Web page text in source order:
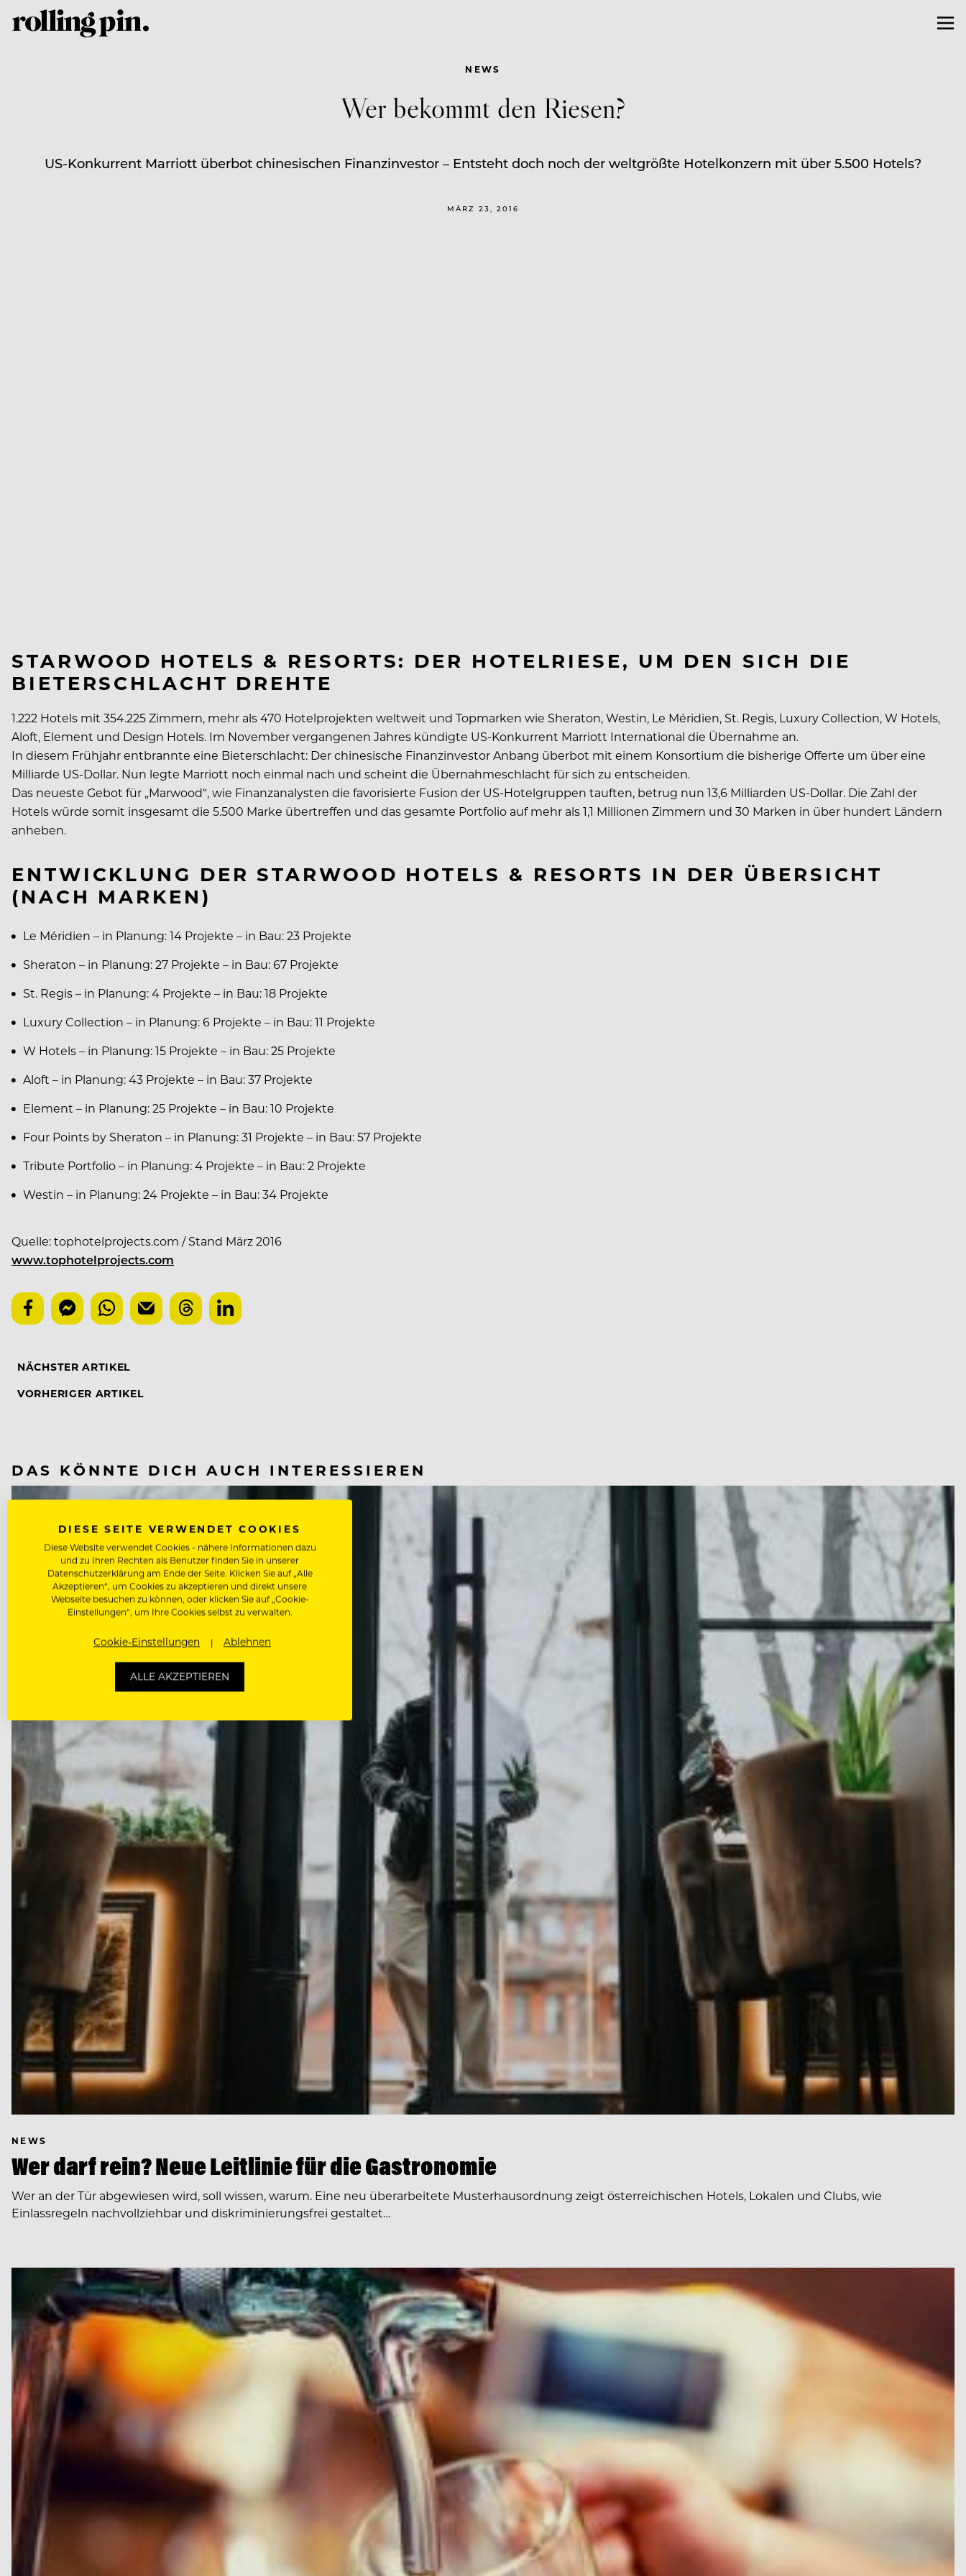
NEWS
Wer bekommt den Riesen?
US-Konkurrent Marriott überbot chinesischen Finanzinvestor – Entsteht doch noch der weltgrößte Hotelkonzern mit über 5.500 Hotels?
MÄRZ 23, 2016
STARWOOD HOTELS & RESORTS: DER HOTELRIESE, UM DEN SICH DIE
BIETERSCHLACHT DREHTE
1.222 Hotels mit 354.225 Zimmern, mehr als 470 Hotelprojekten weltweit und Topmarken wie Sheraton, Westin, Le Méridien, St. Regis, Luxury Collection, W Hotels,
Aloft, Element und Design Hotels. Im November vergangenen Jahres kündigte US-Konkurrent Marriott International die Übernahme an.
In diesem Frühjahr entbrannte eine Bieterschlacht: Der chinesische Finanzinvestor Anbang überbot mit einem Konsortium die bisherige Offerte um über eine
Milliarde US-Dollar. Nun legte Marriott noch einmal nach und scheint die Übernahmeschlacht für sich zu entscheiden.
Das neueste Gebot für „Marwood“, wie Finanzanalysten die favorisierte Fusion der US-Hotelgruppen tauften, betrug nun 13,6 Milliarden US-Dollar. Die Zahl der
Hotels würde somit insgesamt die 5.500 Marke übertreffen und das gesamte Portfolio auf mehr als 1,1 Millionen Zimmern und 30 Marken in über hundert Ländern
anheben.
ENTWICKLUNG DER STARWOOD HOTELS & RESORTS IN DER ÜBERSICHT
(NACH MARKEN)
Le Méridien – in Planung: 14 Projekte – in Bau: 23 Projekte
Sheraton – in Planung: 27 Projekte – in Bau: 67 Projekte
St. Regis – in Planung: 4 Projekte – in Bau: 18 Projekte
Luxury Collection – in Planung: 6 Projekte – in Bau: 11 Projekte
W Hotels – in Planung: 15 Projekte – in Bau: 25 Projekte
Aloft – in Planung: 43 Projekte – in Bau: 37 Projekte
Element – in Planung: 25 Projekte – in Bau: 10 Projekte
Four Points by Sheraton – in Planung: 31 Projekte – in Bau: 57 Projekte
Tribute Portfolio – in Planung: 4 Projekte – in Bau: 2 Projekte
Westin – in Planung: 24 Projekte – in Bau: 34 Projekte
Quelle: tophotelprojects.com / Stand März 2016
www.tophotelprojects.com
NÄCHSTER ARTIKEL
VORHERIGER ARTIKEL
DAS KÖNNTE DICH AUCH INTERESSIEREN
NEWS
Wer darf rein? Neue Leitlinie für die Gastronomie
Wer an der Tür abgewiesen wird, soll wissen, warum. Eine neu überarbeitete Musterhausordnung zeigt österreichischen Hotels, Lokalen und Clubs, wie
Einlassregeln nachvollziehbar und diskriminierungsfrei gestaltet…
DIESE SEITE VERWENDET COOKIES
Diese Website verwendet Cookies - nähere Informationen dazu
und zu Ihren Rechten als Benutzer finden Sie in unserer
Datenschutzerklärung am Ende der Seite. Klicken Sie auf „Alle
Akzeptieren“, um Cookies zu akzeptieren und direkt unsere
Webseite besuchen zu können, oder klicken Sie auf „Cookie-
Einstellungen“, um Ihre Cookies selbst zu verwalten.
Cookie-Einstellungen Ablehnen
ALLE AKZEPTIEREN